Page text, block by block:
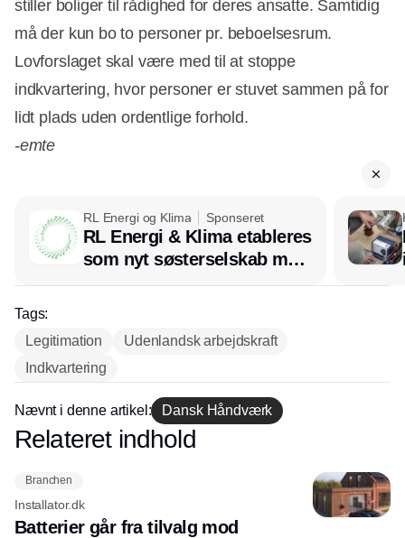
stiller boliger til rådighed for deres ansatte. Samtidig
må der kun bo to personer pr. beboelsesrum.
Lovforslaget skal være med til at stoppe
indkvartering, hvor personer er stuvet sammen på for
lidt plads uden ordentlige forhold.
-emte
RL Energi og Klima Sponseret
RL Energi & Klima etableres
som nyt søsterselskab med
afsæt i RL Ventilation
Tags:
Legitimation
Udenlandsk arbejdskraft
Indkvartering
Nævnt i denne artikel: Dansk Håndværk
Annonce
Relateret indhold
Branchen
Installator.dk
Batterier går fra tilvalg mod